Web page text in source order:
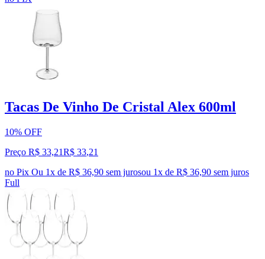
Tacas De Vinho De Cristal Alex 600ml
10% OFF
Preço R$ 33,21R$ 33,21
no Pix Ou 1x de R$ 36,90 sem jurosou 1x de R$ 36,90 sem juros
Full